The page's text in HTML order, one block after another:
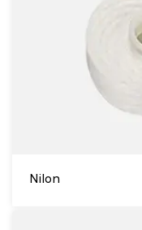
Nilon